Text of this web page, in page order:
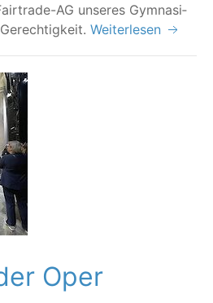
AG unse­res Gym­na­si­
Weiterlesen
Oper